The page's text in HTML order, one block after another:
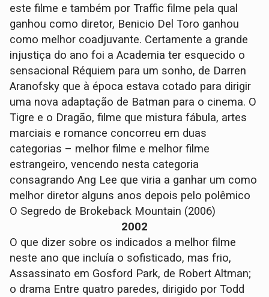
este filme e também por Traffic filme pela qual
ganhou como diretor, Benicio Del Toro ganhou
como melhor coadjuvante. Certamente a grande
injustiça do ano foi a Academia ter esquecido o
sensacional Réquiem para um sonho, de Darren
Aranofsky que à época estava cotado para dirigir
uma nova adaptação de Batman para o cinema. O
Tigre e o Dragão, filme que mistura fábula, artes
marciais e romance concorreu em duas
categorias – melhor filme e melhor filme
estrangeiro, vencendo nesta categoria
consagrando Ang Lee que viria a ganhar um como
melhor diretor alguns anos depois pelo polêmico
O Segredo de Brokeback Mountain (2006)
2002
O que dizer sobre os indicados a melhor filme
neste ano que incluía o sofisticado, mas frio,
Assassinato em Gosford Park, de Robert Altman;
o drama Entre quatro paredes, dirigido por Todd